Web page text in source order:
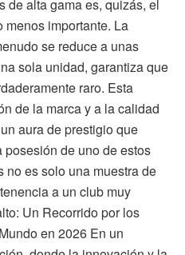
alta gama es, quizás, el
menos importante. La
se reduce a unas
sola unidad, garantiza que
raro. Esta
de la marca y a la calidad
aura de prestigio que
de uno de estos
no es solo una muestra de
a un club muy
Un Recorrido por los
en 2026 En un